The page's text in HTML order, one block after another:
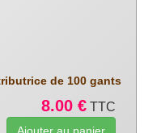
de 100 gants
8.00 € TTC